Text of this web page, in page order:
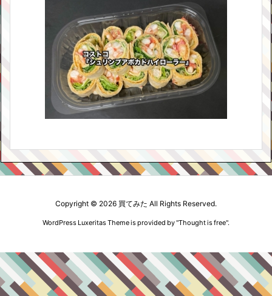
Copyright © 2026 買てみた All Rights Reserved.
WordPress Luxeritas Theme is provided by "Thought is free".